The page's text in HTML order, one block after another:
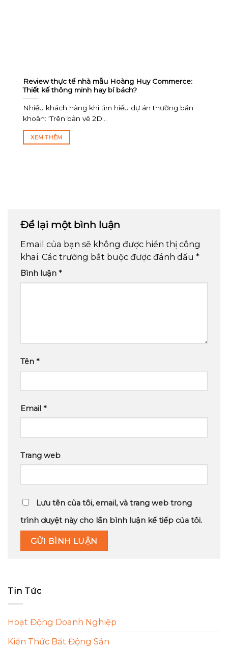
Review thực tế nhà mẫu Hoàng Huy Commerce:
Thiết kế thông minh hay bí bách?
Nhiều khách hàng khi tìm hiểu dự án thường băn
khoăn: ‘Trên bản vẽ 2D...
XEM THÊM
Để lại một bình luận
Email của bạn sẽ không được hiển thị công
khai. Các trường bắt buộc được đánh dấu *
Bình luận *
Tên *
Email *
Trang web
Lưu tên của tôi, email, và trang web trong
trình duyệt này cho lần bình luận kế tiếp của tôi.
Tin Tức
Hoạt Động Doanh Nghiệp
Kiến Thức Bất Động Sản